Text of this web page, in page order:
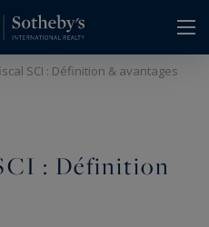
SCI : Définition & avantages
: Définition